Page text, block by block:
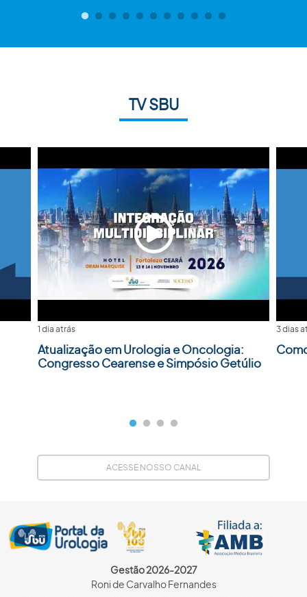
TV SBU
1 dia atrás
Atualização em Urologia e Oncologia:
Congresso Cearense e Simpósio Getúlio
3 dias
ACESSE NOSSO CANAL
Gestão 2026-2027
Roni de Carvalho Fernandes